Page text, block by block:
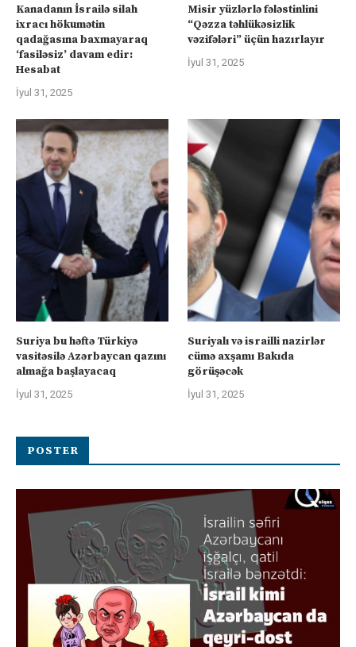
Kanadanın İsrailə silah
ixracı hökumətin
qadağasına baxmayaraq
‘fasiləsiz’ davam edir:
Hesabat
İyul 31, 2025
Misir yüzlərlə fələstinlini
“Qəzza təhlükəsizlik
vəzifələri” üçün hazırlayır
İyul 31, 2025
Suriya bu həftə Türkiyə
vasitəsilə Azərbaycan qazını
almağa başlayacaq
İyul 31, 2025
Suriyalı və israilli nazirlər
cümə axşamı Bakıda
görüşəcək
İyul 31, 2025
POSTER